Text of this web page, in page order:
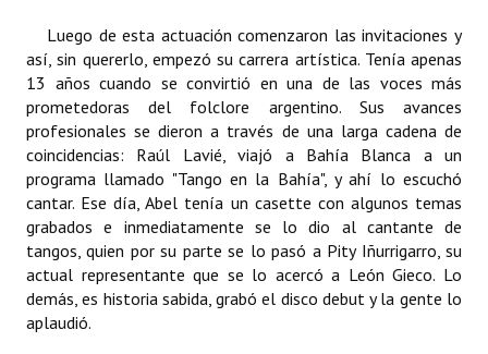
Luego de esta actuación comenzaron las invitaciones y
así, sin quererlo, empezó su carrera artística. Tenía apenas
13 años cuando se convirtió en una de las voces más
prometedoras del folclore argentino. Sus avances
profesionales se dieron a través de una larga cadena de
coincidencias: Raúl Lavié, viajó a Bahía Blanca a un
programa llamado "Tango en la Bahía", y ahí lo escuchó
cantar. Ese día, Abel tenía un casette con algunos temas
grabados e inmediatamente se lo dio al cantante de
tangos, quien por su parte se lo pasó a Pity Iñurrigarro, su
actual representante que se lo acercó a León Gieco. Lo
demás, es historia sabida, grabó el disco debut y la gente lo
aplaudió.